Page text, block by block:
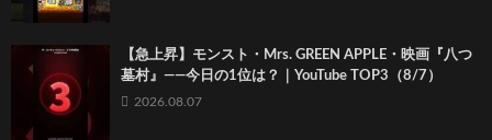
【急上昇】モンスト・Mrs. GREEN APPLE・映画『八つ
墓村』――今日の1位は？｜YouTube TOP3（8/7）
2026.08.07